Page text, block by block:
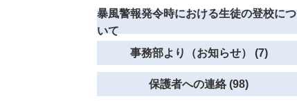
暴風警報発令時における生徒の登校につ
いて
事務部より（お知らせ） (7)
保護者への連絡 (98)